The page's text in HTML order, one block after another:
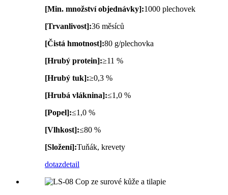
[Min. množství objednávky]:1000 plechovek
[Trvanlivost]:36 měsíců
[Čistá hmotnost]:80 g/plechovka
[Hrubý protein]:≥11 %
[Hrubý tuk]:≥0,3 %
[Hrubá vláknina]:≤1,0 %
[Popel]:≤1,0 %
[Vlhkost]:≤80 %
[Složení]:Tuňák, krevety
dotazdetail